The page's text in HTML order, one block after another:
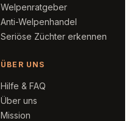
Welpenratgeber
Anti-Welpenhandel
Seriöse Züchter erkennen
ÜBER UNS
Hilfe & FAQ
Über uns
Mission